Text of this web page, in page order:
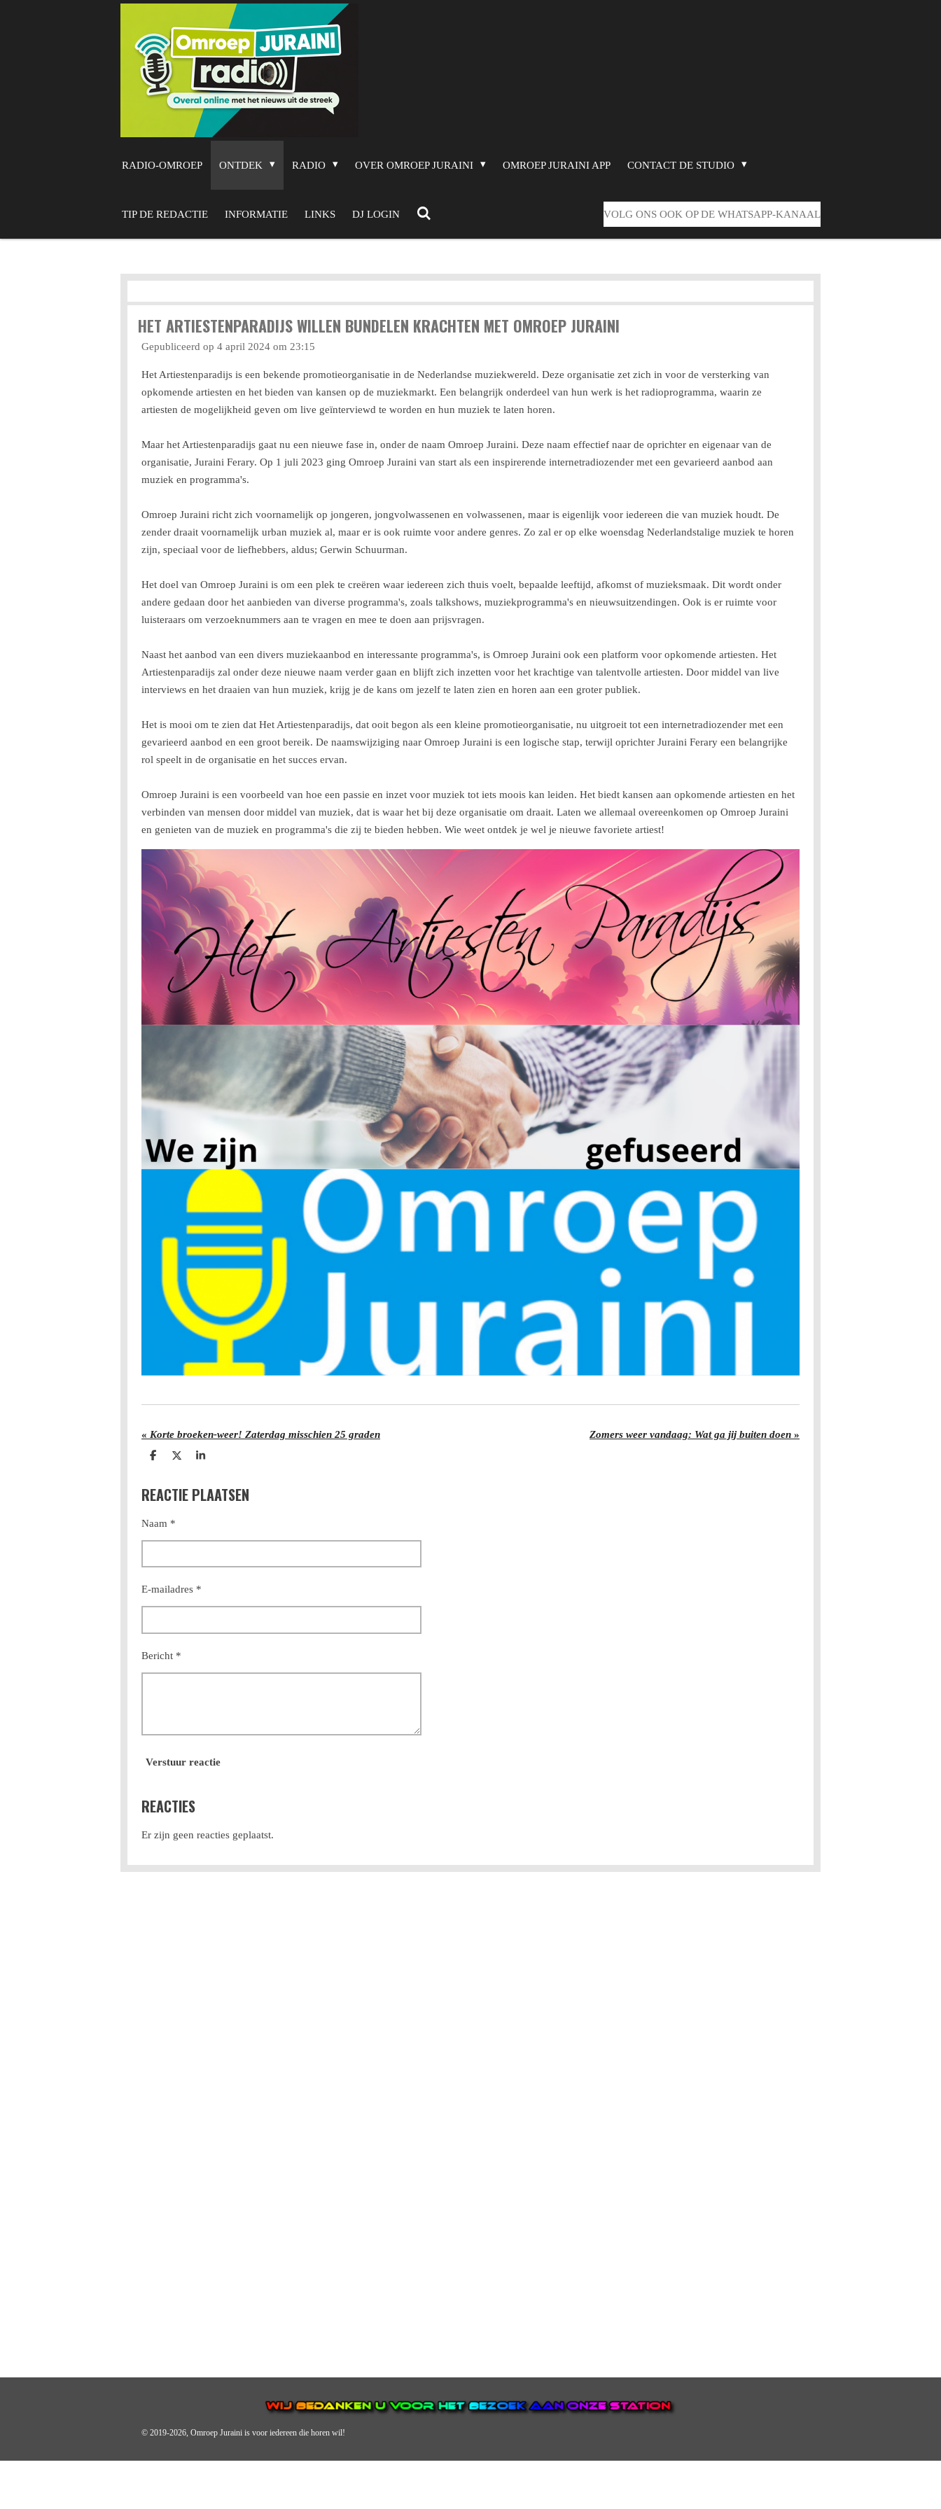
RADIO-OMROEP ONTDEK RADIO OVER OMROEP JURAINI OMROEP JURAINI APP CONTACT DE STUDIO
TIP DE REDACTIE INFORMATIE LINKS DJ LOGIN VOLG ONS OOK OP DE WHATSAPP-KANAAL
HET ARTIESTENPARADIJS WILLEN BUNDELEN KRACHTEN MET OMROEP JURAINI
Gepubliceerd op 4 april 2024 om 23:15
Het Artiestenparadijs is een bekende promotieorganisatie in de Nederlandse muziekwereld. Deze organisatie zet zich in voor de versterking van
opkomende artiesten en het bieden van kansen op de muziekmarkt. Een belangrijk onderdeel van hun werk is het radioprogramma, waarin ze
artiesten de mogelijkheid geven om live geïnterviewd te worden en hun muziek te laten horen.
Maar het Artiestenparadijs gaat nu een nieuwe fase in, onder de naam Omroep Juraini. Deze naam effectief naar de oprichter en eigenaar van de
organisatie, Juraini Ferary. Op 1 juli 2023 ging Omroep Juraini van start als een inspirerende internetradiozender met een gevarieerd aanbod aan
muziek en programma's.
Omroep Juraini richt zich voornamelijk op jongeren, jongvolwassenen en volwassenen, maar is eigenlijk voor iedereen die van muziek houdt. De
zender draait voornamelijk urban muziek al, maar er is ook ruimte voor andere genres. Zo zal er op elke woensdag Nederlandstalige muziek te horen
zijn, speciaal voor de liefhebbers, aldus; Gerwin Schuurman.
Het doel van Omroep Juraini is om een ​​plek te creëren waar iedereen zich thuis voelt, bepaalde leeftijd, afkomst of muzieksmaak. Dit wordt onder
andere gedaan door het aanbieden van diverse programma's, zoals talkshows, muziekprogramma's en nieuwsuitzendingen. Ook is er ruimte voor
luisteraars om verzoeknummers aan te vragen en mee te doen aan prijsvragen.
Naast het aanbod van een divers muziekaanbod en interessante programma's, is Omroep Juraini ook een platform voor opkomende artiesten. Het
Artiestenparadijs zal onder deze nieuwe naam verder gaan en blijft zich inzetten voor het krachtige van talentvolle artiesten. Door middel van live
interviews en het draaien van hun muziek, krijg je de kans om jezelf te laten zien en horen aan een groter publiek.
Het is mooi om te zien dat Het Artiestenparadijs, dat ooit begon als een kleine promotieorganisatie, nu uitgroeit tot een internetradiozender met een
gevarieerd aanbod en een groot bereik. De naamswijziging naar Omroep Juraini is een logische stap, terwijl oprichter Juraini Ferary een belangrijke
rol speelt in de organisatie en het succes ervan.
Omroep Juraini is een voorbeeld van hoe een passie en inzet voor muziek tot iets moois kan leiden. Het biedt kansen aan opkomende artiesten en het
verbinden van mensen door middel van muziek, dat is waar het bij deze organisatie om draait. Laten we allemaal overeenkomen op Omroep Juraini
en genieten van de muziek en programma's die zij te bieden hebben. Wie weet ontdek je wel je nieuwe favoriete artiest!
« Korte broeken-weer! Zaterdag misschien 25 graden Zomers weer vandaag: Wat ga jij buiten doen »
D
e
n
D
l
S
r
e
REACTIE PLAATSEN
Naam *
E-mailadres *
Bericht *
Verstuur reactie
REACTIES
Er zijn geen reacties geplaatst.
© 2019-2026, Omroep Juraini is voor iedereen die horen wil!